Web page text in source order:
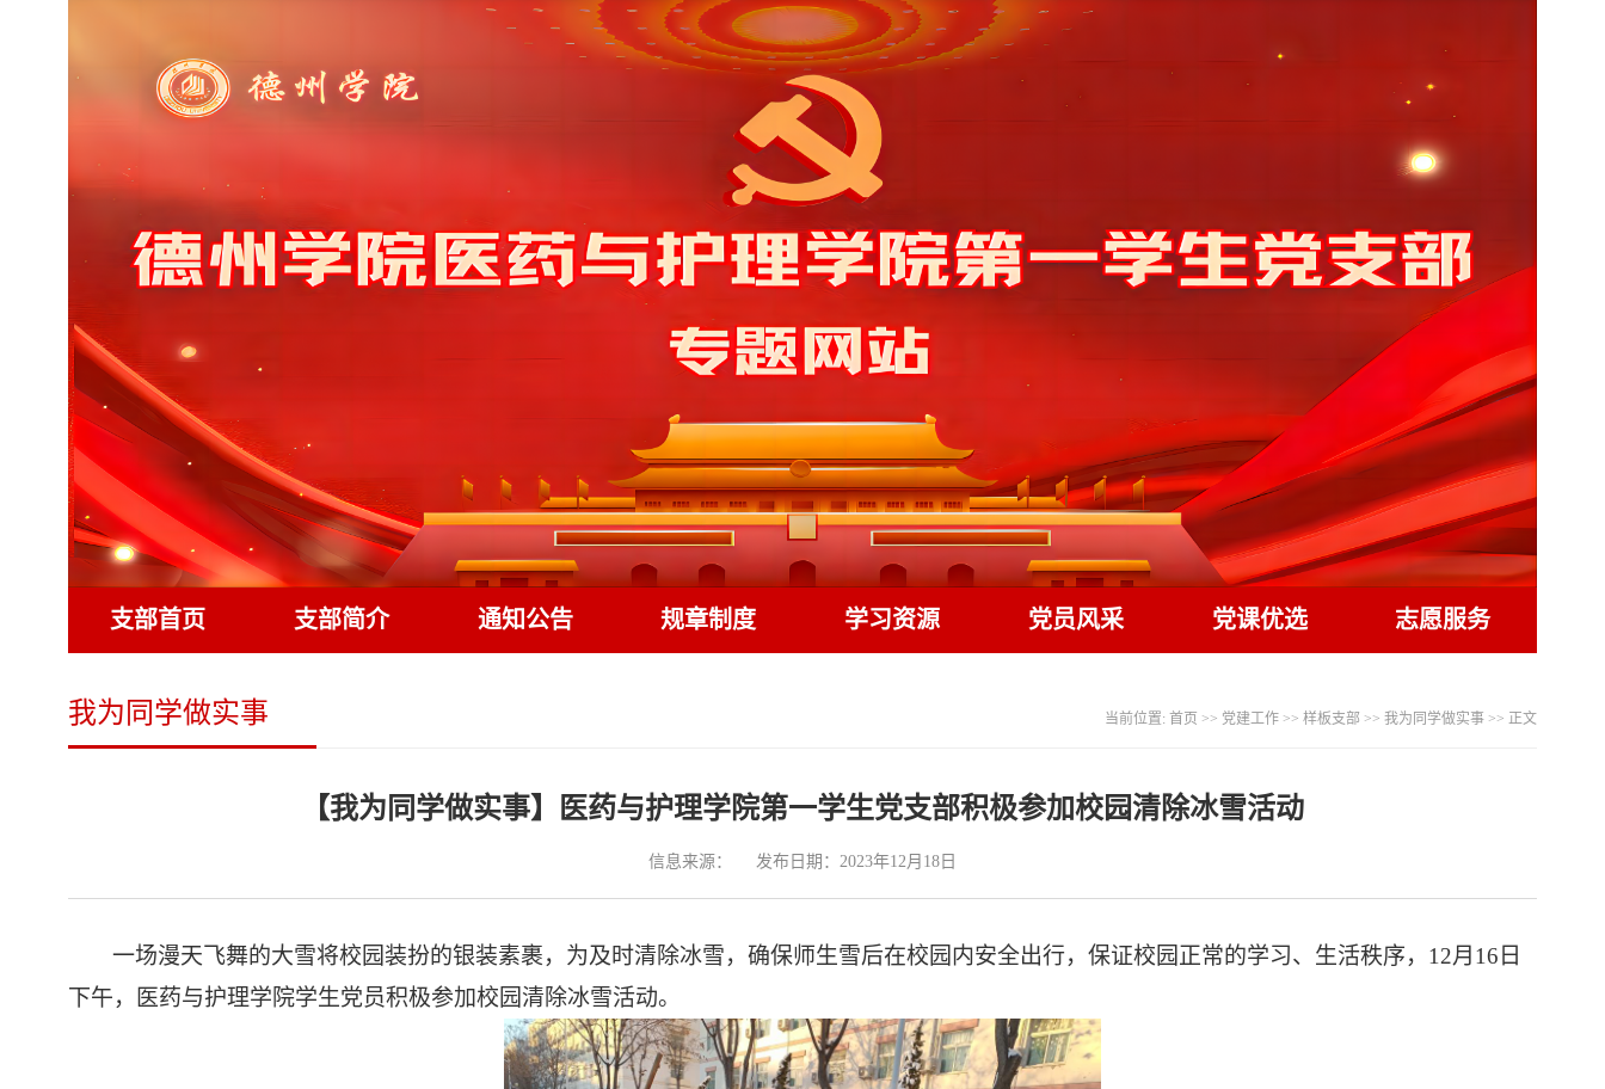
支部首页 支部简介 通知公告 规章制度 学习资源 党员风采 党课优选 志愿服务
当前位置: 首页 >> 党建工作 >> 样板支部 >> 我为同学做实事 >> 正文
我为同学做实事
【我为同学做实事】医药与护理学院第一学生党支部积极参加校园清除冰雪活动
信息来源： 发布日期：2023年12月18日
一场漫天飞舞的大雪将校园装扮的银装素裹，为及时清除冰雪，确保师生雪后在校园内安全出行，保证校园正常的学习、生活秩序， 12月16日
下午，医药与护理学院学生党员积极参加校园清除冰雪活动。